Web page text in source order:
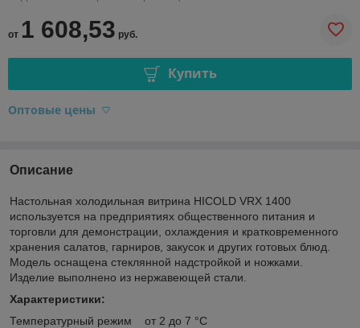
от 1 608,53 руб.
Купить
Оптовые цены
Описание
Настольная холодильная витрина HICOLD VRX 1400
используется на предприятиях общественного питания и
торговли для демонстрации, охлаждения и кратковременного
хранения салатов, гарниров, закусок и других готовых блюд.
Модель оснащена стеклянной надстройкой и ножками.
Изделие выполнено из нержавеющей стали.
Характеристики:
Температурный режим от 2 до 7 °С